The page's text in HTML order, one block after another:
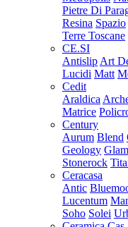
Pietre Di
Resina Spazio
Terre Toscane
CE.SI
Antislip Art
Lucidi Matt
Cedit
Araldica
Matrice
Century
Aurum Blend
Geology Glam
Stonerock
Ceracasa
Antic
Lucentum
Soho Solei